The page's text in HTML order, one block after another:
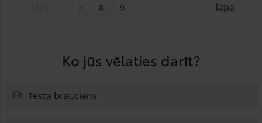
lapa
7
8 9
Ko jūs vēlaties darīt?
Testa brauciens